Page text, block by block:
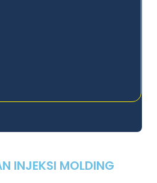
INJEKSI MOLDING